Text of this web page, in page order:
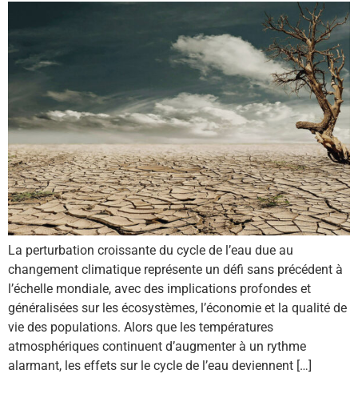
La perturbation croissante du cycle de l’eau due au
changement climatique représente un défi sans précédent à
l’échelle mondiale, avec des implications profondes et
généralisées sur les écosystèmes, l’économie et la qualité de
vie des populations. Alors que les températures
atmosphériques continuent d’augmenter à un rythme
alarmant, les effets sur le cycle de l’eau deviennent […]